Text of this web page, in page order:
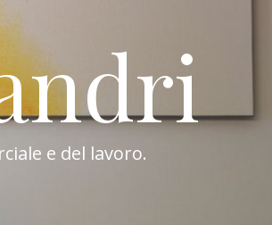
e del lavoro.